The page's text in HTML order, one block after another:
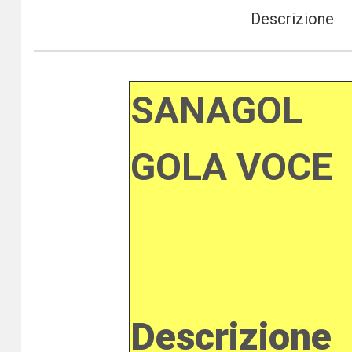
Descrizione
SANAGOL
GOLA VOCE
Descrizione